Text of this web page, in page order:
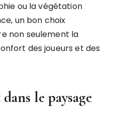
ou la végétation
un bon choix
non seulement la
des joueurs et des
le paysage